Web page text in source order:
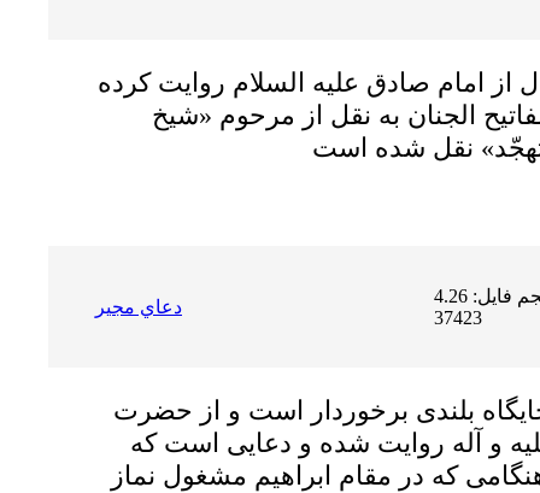
از امام صادق عليه السلام روايت كرده
الجنان به نقل از مرحوم «شیخ
دعاي مجير
حجم فایل: 4.26 MB | دریافت ها:
37423
بلندى برخوردار است و از حضرت
و آله روايت شده و دعايى است كه
كه در مقام ابراهيم مشغول نماز